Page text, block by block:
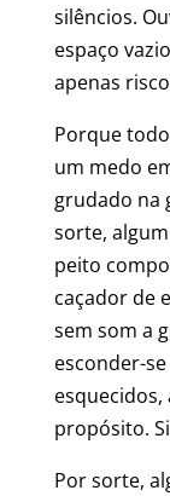
silêncios.
espaço
apenas
Porque
um medo
grudado na
sorte,
peito
caçador de
sem som a
esconder-
propósito.
Por sorte,